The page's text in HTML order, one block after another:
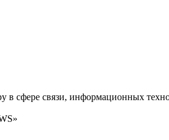
связи, информационных